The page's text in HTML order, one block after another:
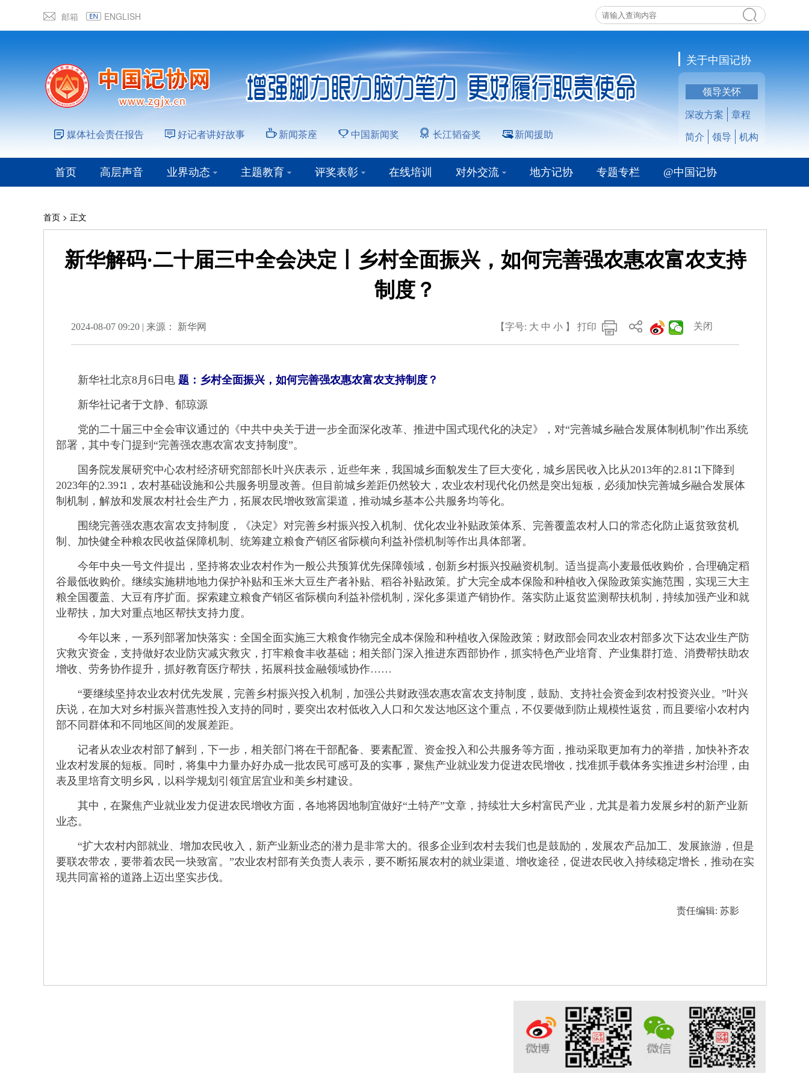
邮箱 ENGLISH
媒体社会责任报告 好记者讲好故事 新闻茶座 中国新闻奖 长江韬奋奖 新闻援助
关于中国记协
领导关怀
深改方案
章程
简介
领导 机构
首页 高层声音 业界动态 主题教育 评奖表彰 在线培训 对外交流 地方记协 专题专栏 @中国记协
首页 > 正文
新华解码·二十届三中全会决定丨乡村全面振兴，如何完善强农惠农富农支持
制度？
2024-08-07 09:20 | 来源： 新华网 【字号: 大 中 小 】 打印 关闭
新华社北京8月6日电 题：乡村全面振兴，如何完善强农惠农富农支持制度？
新华社记者于文静、郁琼源
党的二十届三中全会审议通过的《中共中央关于进一步全面深化改革、推进中国式现代化的决定》，对“完善城乡融合发展体制机制”作出系统
部署，其中专门提到“完善强农惠农富农支持制度”。
国务院发展研究中心农村经济研究部部长叶兴庆表示，近些年来，我国城乡面貌发生了巨大变化，城乡居民收入比从2013年的2.81∶1下降到
2023年的2.39∶1，农村基础设施和公共服务明显改善。但目前城乡差距仍然较大，农业农村现代化仍然是突出短板，必须加快完善城乡融合发展体
制机制，解放和发展农村社会生产力，拓展农民增收致富渠道，推动城乡基本公共服务均等化。
围绕完善强农惠农富农支持制度，《决定》对完善乡村振兴投入机制、优化农业补贴政策体系、完善覆盖农村人口的常态化防止返贫致贫机
制、加快健全种粮农民收益保障机制、统筹建立粮食产销区省际横向利益补偿机制等作出具体部署。
今年中央一号文件提出，坚持将农业农村作为一般公共预算优先保障领域，创新乡村振兴投融资机制。适当提高小麦最低收购价，合理确定稻
谷最低收购价。继续实施耕地地力保护补贴和玉米大豆生产者补贴、稻谷补贴政策。扩大完全成本保险和种植收入保险政策实施范围，实现三大主
粮全国覆盖、大豆有序扩面。探索建立粮食产销区省际横向利益补偿机制，深化多渠道产销协作。落实防止返贫监测帮扶机制，持续加强产业和就
业帮扶，加大对重点地区帮扶支持力度。
今年以来，一系列部署加快落实：全国全面实施三大粮食作物完全成本保险和种植收入保险政策；财政部会同农业农村部多次下达农业生产防
灾救灾资金，支持做好农业防灾减灾救灾，打牢粮食丰收基础；相关部门深入推进东西部协作，抓实特色产业培育、产业集群打造、消费帮扶助农
增收、劳务协作提升，抓好教育医疗帮扶，拓展科技金融领域协作……
“要继续坚持农业农村优先发展，完善乡村振兴投入机制，加强公共财政强农惠农富农支持制度，鼓励、支持社会资金到农村投资兴业。”叶兴
庆说，在加大对乡村振兴普惠性投入支持的同时，要突出农村低收入人口和欠发达地区这个重点，不仅要做到防止规模性返贫，而且要缩小农村内
部不同群体和不同地区间的发展差距。
记者从农业农村部了解到，下一步，相关部门将在干部配备、要素配置、资金投入和公共服务等方面，推动采取更加有力的举措，加快补齐农
业农村发展的短板。同时，将集中力量办好办成一批农民可感可及的实事，聚焦产业就业发力促进农民增收，找准抓手载体务实推进乡村治理，由
表及里培育文明乡风，以科学规划引领宜居宜业和美乡村建设。
其中，在聚焦产业就业发力促进农民增收方面，各地将因地制宜做好“土特产”文章，持续壮大乡村富民产业，尤其是着力发展乡村的新产业新
业态。
“扩大农村内部就业、增加农民收入，新产业新业态的潜力是非常大的。很多企业到农村去我们也是鼓励的，发展农产品加工、发展旅游，但是
要联农带农，要带着农民一块致富。”农业农村部有关负责人表示，要不断拓展农村的就业渠道、增收途径，促进农民收入持续稳定增长，推动在实
现共同富裕的道路上迈出坚实步伐。
责任编辑: 苏影